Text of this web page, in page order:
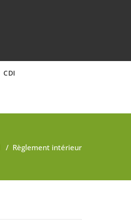
CDI
/ Règlement intérieur